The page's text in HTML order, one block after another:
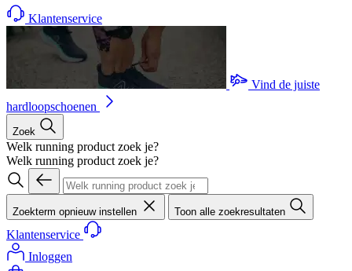
Klantenservice
Vind de juiste
hardloopschoenen
Zoek
Welk running product zoek je?
Welk running product zoek je?
Zoekterm opnieuw instellen Toon alle zoekresultaten
Klantenservice
Inloggen